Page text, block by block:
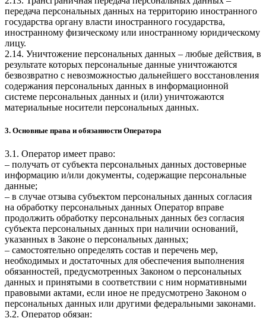
передача персональных данных на территорию иностранного
государства органу власти иностранного государства,
иностранному физическому или иностранному юридическому
лицу.
2.14. Уничтожение персональных данных – любые действия, в
результате которых персональные данные уничтожаются
безвозвратно с невозможностью дальнейшего восстановления
содержания персональных данных в информационной
системе персональных данных и (или) уничтожаются
материальные носители персональных данных.
3. Основные права и обязанности Оператора
3.1. Оператор имеет право:
– получать от субъекта персональных данных достоверные
информацию и/или документы, содержащие персональные
данные;
– в случае отзыва субъектом персональных данных согласия
на обработку персональных данных Оператор вправе
продолжить обработку персональных данных без согласия
субъекта персональных данных при наличии оснований,
указанных в Законе о персональных данных;
– самостоятельно определять состав и перечень мер,
необходимых и достаточных для обеспечения выполнения
обязанностей, предусмотренных Законом о персональных
данных и принятыми в соответствии с ним нормативными
правовыми актами, если иное не предусмотрено Законом о
персональных данных или другими федеральными законами.
3.2. Оператор обязан: